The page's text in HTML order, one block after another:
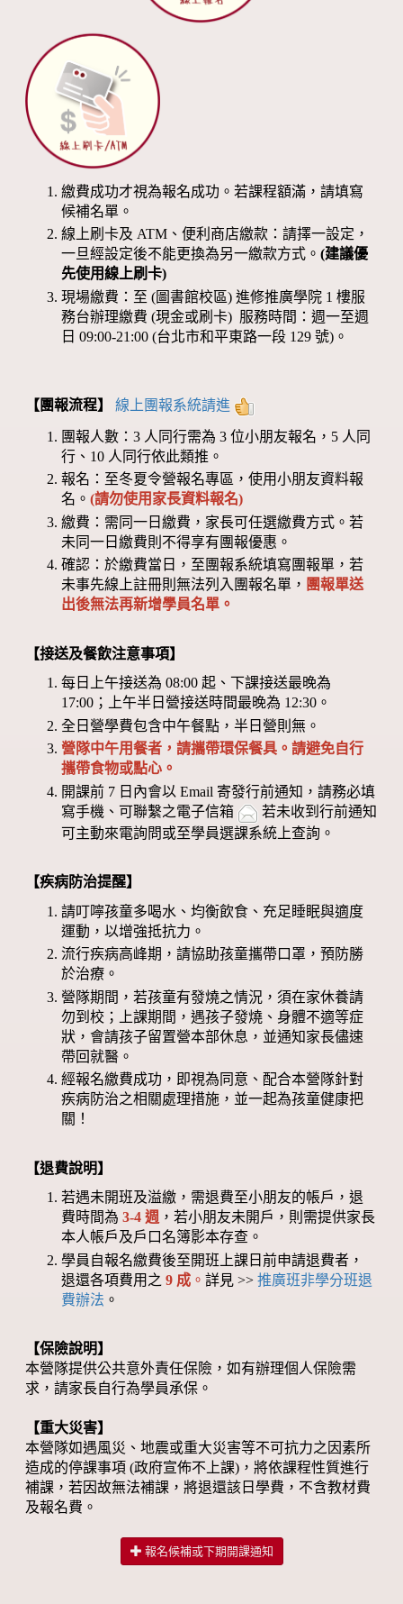
繳費成功才視為報名成功。若課程額滿，請填寫
候補名單。
線上刷卡及 ATM、便利商店繳款：請擇一設定，
一旦經設定後不能更換為另一繳款方式。(建議優
先使用線上刷卡)
現場繳費：至 (圖書館校區) 進修推廣學院 1 樓服
務台辦理繳費 (現金或刷卡) 服務時間：週一至週
日 09:00-21:00 (台北市和平東路一段 129 號)。
【團報流程】線上團報系統請進
團報人數：3 人同行需為 3 位小朋友報名，5 人同
行、10 人同行依此類推。
報名：至冬夏令營報名專區，使用小朋友資料報
名。(請勿使用家長資料報名)
繳費：需同一日繳費，家長可任選繳費方式。若
未同一日繳費則不得享有團報優惠。
確認：於繳費當日，至團報系統填寫團報單，若
未事先線上註冊則無法列入團報名單， 團報單送
出後無法再新增學員名單。
【接送及餐飲注意事項】
每日上午接送為 08:00 起、下課接送最晚為
17:00；上午半日營接送時間最晚為 12:30。
全日營學費包含中午餐點，半日營則無。
營隊中午用餐者，請攜帶環保餐具。請避免自行
攜帶食物或點心。
開課前 7 日內會以 Email 寄發行前通知，請務必填
寫手機、可聯繫之電子信箱
若未收到行前通知
可主動來電詢問或至學員選課系統上查詢。
【疾病防治提醒】
請叮嚀孩童多喝水、均衡飲食、充足睡眠與適度
運動，以增強抵抗力。
流行疾病高峰期，請協助孩童攜帶口罩，預防勝
於治療。
營隊期間，若孩童有發燒之情況，須在家休養請
勿到校；上課期間，遇孩子發燒、身體不適等症
狀，會請孩子留置營本部休息，並通知家長儘速
帶回就醫。
經報名繳費成功，即視為同意、配合本營隊針對
疾病防治之相關處理措施，並一起為孩童健康把
關！
【退費說明】
若遇未開班及溢繳，需退費至小朋友的帳戶，退
費時間為 3-4 週 ，若小朋友未開戶，則需提供家長
本人帳戶及戶口名簿影本存查。
學員自報名繳費後至開班上課日前申請退費者，
退還各項費用之 9 成 。詳見 >>推廣班非學分班退
費辦法 。
【保險說明】
本營隊提供公共意外責任保險，如有辦理個人保險需
求，請家長自行為學員承保。
【重大災害】
本營隊如遇風災、地震或重大災害等不可抗力之因素所
造成的停課事項 (政府宣佈不上課)，將依課程性質進行
補課，若因故無法補課，將退還該日學費，不含教材費
及報名費。
報名候補或下期開課通知